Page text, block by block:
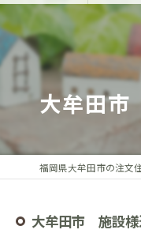
大牟田
大牟田市 施設様